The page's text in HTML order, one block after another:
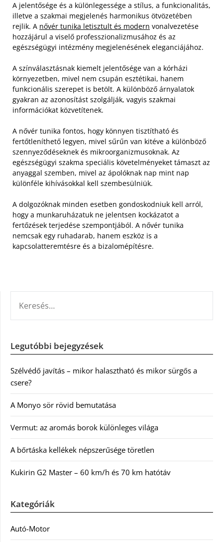
A jelentősége és a különlegessége a stílus, a funkcionalitás,
illetve a szakmai megjelenés harmonikus ötvözetében
rejlik. A nővér tunika letisztult és modern vonalvezetése
hozzájárul a viselő professzionalizmusához és az
egészségügyi intézmény megjelenésének eleganciájához.
A színválasztásnak kiemelt jelentősége van a kórházi
környezetben, mivel nem csupán esztétikai, hanem
funkcionális szerepet is betölt. A különböző árnyalatok
gyakran az azonosítást szolgálják, vagyis szakmai
információkat közvetítenek.
A nővér tunika fontos, hogy könnyen tisztítható és
fertőtleníthető legyen, mivel sűrűn van kitéve a különböző
szennyeződéseknek és mikroorganizmusoknak. Az
egészségügyi szakma speciális követelményeket támaszt az
anyaggal szemben, mivel az ápolóknak nap mint nap
különféle kihívásokkal kell szembesülniük.
A dolgozóknak minden esetben gondoskodniuk kell arról,
hogy a munkaruházatuk ne jelentsen kockázatot a
fertőzések terjedése szempontjából. A nővér tunika
nemcsak egy ruhadarab, hanem eszköz is a
kapcsolatteremtésre és a bizalomépítésre.
Legutóbbi bejegyzések
Szélvédő javítás – mikor halasztható és mikor sürgős a
csere?
A Monyo sör rövid bemutatása
Vermut: az aromás borok különleges világa
A bőrtáska kellékek népszerűsége töretlen
Kukirin G2 Master – 60 km/h és 70 km hatótáv
Kategóriák
Autó-Motor